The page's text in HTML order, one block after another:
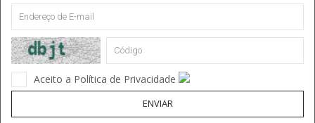
Aceito a Política de Privacidade
ENVIAR